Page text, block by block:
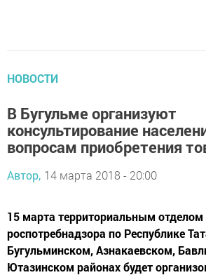
НОВОСТИ
В Бугульме организуют
консультирование
вопросам приобретения
Автор, 14 марта 2018 - 20:00
15 марта территориальным отделом
роспотребнадзора по Республике
Бугульминском, Азнакаевском,
Ютазинском районах будет